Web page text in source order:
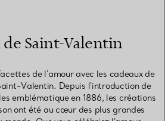
de Saint-Valentin
de l'amour avec les cadeaux de
Valentin. Depuis l'introduction de
emblématique en 1886, les créations
ont été au cœur des plus grandes